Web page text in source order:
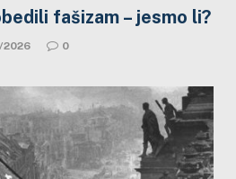
fašizam – jesmo li?
0